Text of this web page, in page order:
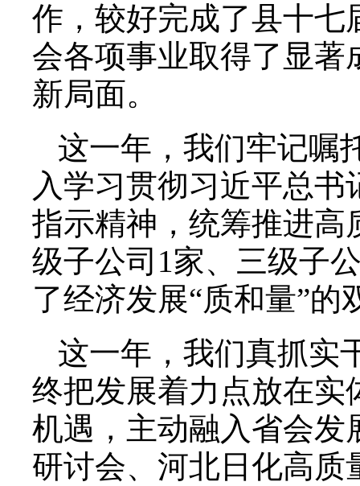
作，较好完成了县十七
会各项事业取得了显著
新局面。
这一年，我们牢记嘱
入学习贯彻习近平总
指示精神，统筹推进高
级子公司1家、三级子
了经济发展“质和量”的
这一年，我们真抓实
终把发展着力点放在实
机遇，主动融入省会发
研讨会、河北日化高质